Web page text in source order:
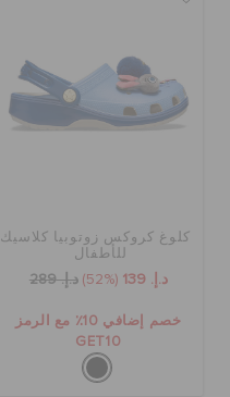
كلوغ كروكس زوتوبيا كلاسيك
للأطفال
د.إ. 139 (52%) د.إ. 289
خصم إضافي 10٪ مع الرمز
GET10